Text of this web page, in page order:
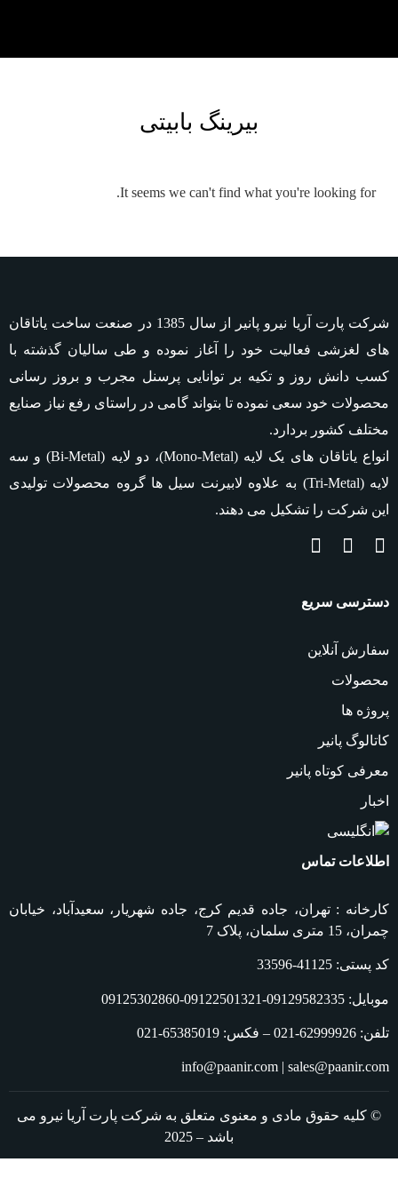
بیرینگ بابیتی
It seems we can't find what you're looking for.
شرکت پارت آریا نیرو پانیر از سال 1385 در صنعت ساخت یاتاقان
های لغزشی فعالیت خود را آغاز نموده و طی سالیان گذشته با
کسب دانش روز و تکیه بر توانایی پرسنل مجرب و بروز رسانی
محصولات خود سعی نموده تا بتواند گامی در راستای رفع نیاز صنایع
مختلف کشور بردارد.
انواع یاتاقان های یک لایه (Mono-Metal) ، دو لایه (Bi-Metal)
و سه
لایه(Tri-Metal)
به علاوه لابیرنت سیل ها گروه محصولات تولیدی
این شرکت را تشکیل می دهند.
دسترسی سریع
سفارش آنلاین
محصولات
پروژه ها
کاتالوگ پانیر
معرفی کوتاه پانیر
اخبار
اطلاعات تماس
کارخانه : تهران، جاده قدیم کرج، جاده شهریار، سعیدآباد، خیابان
چمران، 15 متری سلمان، پلاک 7
کد پستی: 41125-33596
موبایل: 09129582335-09122501321-09125302860
تلفن: 62999926-021 – فکس: 65385019-021
info@paanir.com | sales@paanir.com
© کلیه حقوق مادی و معنوی متعلق به شرکت پارت آریا نیرو می
باشد – 2025